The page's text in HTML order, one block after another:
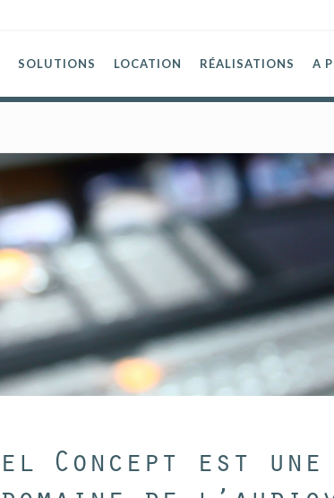
SOLUTIONS LOCATION RÉALISATIONS A
Concept est